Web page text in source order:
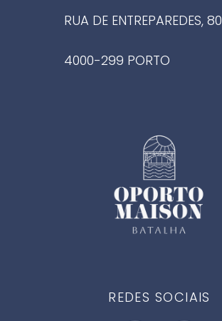
RUA DE ENTREPAREDES, 80
4000-299 PORTO
REDES SOCIAIS